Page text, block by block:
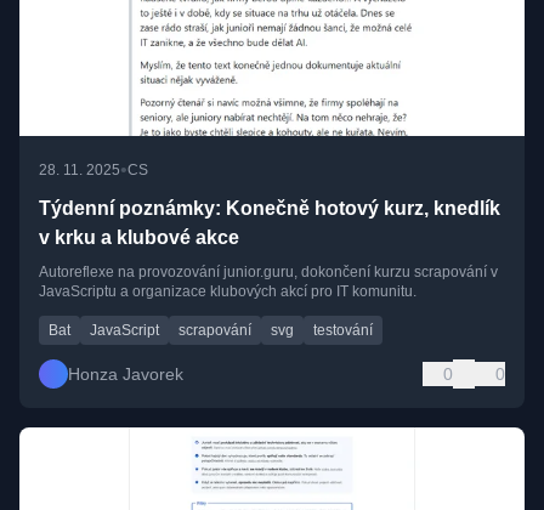
28. 11. 2025•CS
Týdenní poznámky: Konečně hotový kurz, knedlík
v krku a klubové akce
Autoreflexe na provozování junior.guru, dokončení kurzu scrapování v
JavaScriptu a organizace klubových akcí pro IT komunitu.
Bat JavaScript scrapování svg testování
Honza Javorek 0 0